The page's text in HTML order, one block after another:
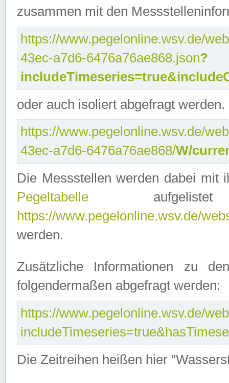
zusammen mit den
https://www.pegelonline.wsv.de/
43ec-a7d6-6476a76ae868.json?
oder auch isoliert abgefragt werden.
https://www.pegelonline.wsv.de/
43ec-a7d6-6476a76ae868/W/
Die Messstellen werden dabei mit
Pegeltabelle
https://www.pegelonline.wsv.de/
werden.
Zusätzliche Informationen zu
folgendermaßen abgefragt werden:
https://www.pegelonline.wsv.de/
Die Zeitreihen heißen hier